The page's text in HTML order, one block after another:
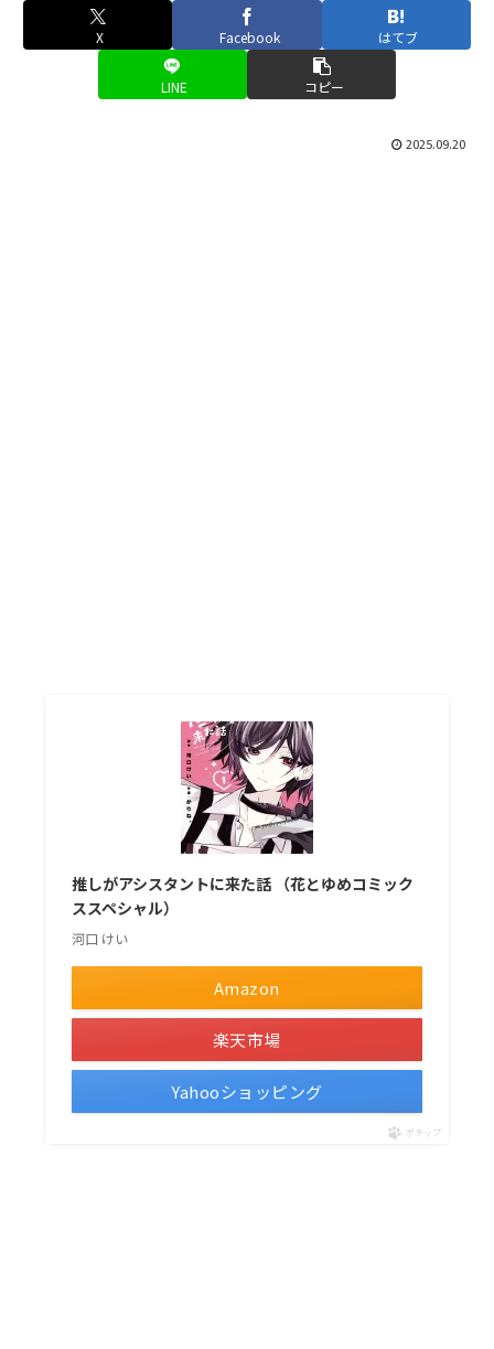
X Facebook はてブ
LINE コピー
2025.09.20
推しがアシスタントに来た話 （花とゆめコミック
ススペシャル）
河口 けい
Amazon
楽天市場
Yahooショッピング
ポチップ